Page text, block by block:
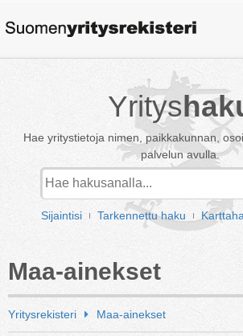
Yritys
Hae yritystietoja nimen, paikkakunnan,
palvelun avulla.
Sijaintisi Tarkennettu haku
Maa-ainekset
Yritysrekisteri Maa-ainekset